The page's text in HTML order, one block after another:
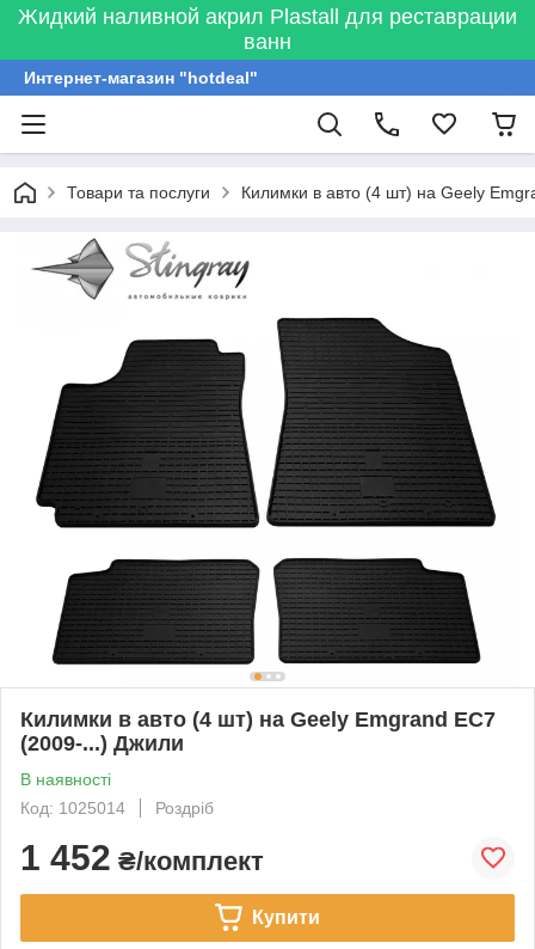
Жидкий наливной акрил Plastall для реставрации
ванн
Интернет-магазин "hotdeal"
Товари та послуги Килимки в авто (4 шт) на Geely
Килимки в авто (4 шт) на Geely Emgrand EC7
(2009-...) Джили
В наявності
Код: 1025014
Роздріб
1 452 ₴/комплект
Купити